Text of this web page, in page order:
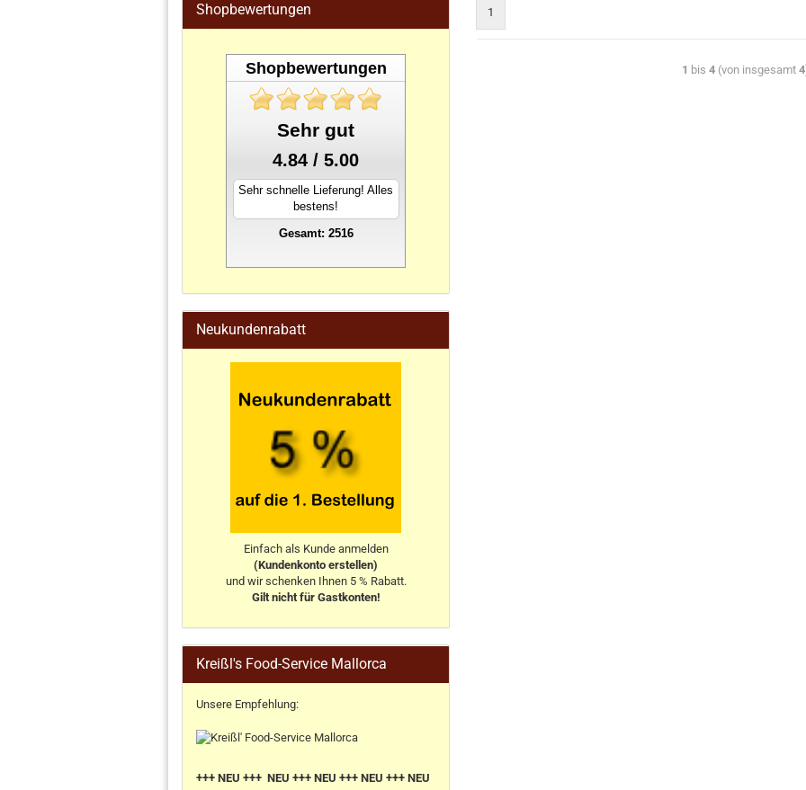
1
1 bis 4(von insgesamt 4
Shopbewertungen
Shopbewertungen
Sehr gut
4.84 / 5.00
Sehr schnelle Lieferung! Alles
bestens!
Gesamt: 2516
Neukundenrabatt
Einfach als Kunde anmelden
(Kundenkonto erstellen)
und wir schenken Ihnen 5 % Rabatt.
Gilt nicht für Gastkonten!
Kreißl's Food-Service Mallorca
Unsere Empfehlung:
+++ NEU +++ NEU +++ NEU +++ NEU +++ NEU